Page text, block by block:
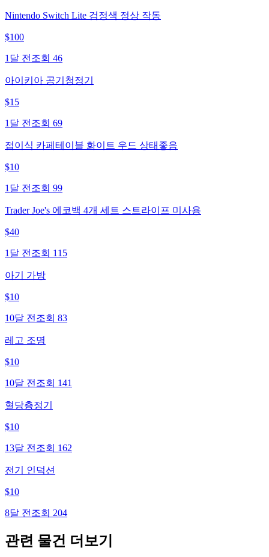
Nintendo Switch Lite 검정색 정상 작동
$100
1달 전 조회 46
아이키아 공기청정기
$15
1달 전 조회 69
접이식 카페테이블 화이트 우드 상태좋음
$10
1달 전 조회 99
Trader Joe's 에코백 4개 세트 스트라이프 미사용
$40
1달 전 조회 115
아기 가방
$10
10달 전 조회 83
레고 조명
$10
10달 전 조회 141
혈당층정기
$10
13달 전 조회 162
전기 인덕션
$10
8달 전 조회 204
관련 물건 더보기